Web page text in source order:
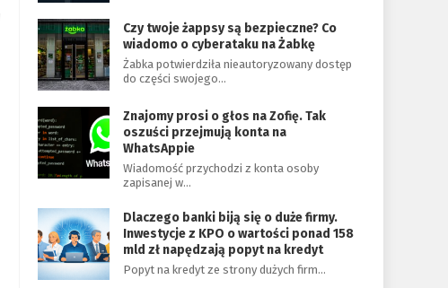
Czy twoje żappsy są bezpieczne? Co
wiadomo o cyberataku na Żabkę
Żabka potwierdziła nieautoryzowany dostęp
do części swojego…
Znajomy prosi o głos na Zofię. Tak
oszuści przejmują konta na
WhatsAppie
Wiadomość przychodzi z konta osoby
zapisanej w…
Dlaczego banki biją się o duże firmy.
Inwestycje z KPO o wartości ponad 158
mld zł napędzają popyt na kredyt
Popyt na kredyt ze strony dużych firm…